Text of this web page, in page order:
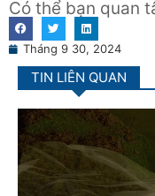
Có thể bạn quan
Tháng 9 30, 2024
TIN LIÊN QUAN